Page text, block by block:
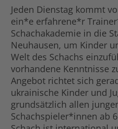
Jeden Dienstag kommt
ein*e erfahrene*r
Schachakademie in die
Neuhausen, um Kinder
Welt des Schachs
vorhandene Kenntnisse
Angebot richtet sich
ukrainische Kinder und
grundsätzlich allen
Schachspieler*innen ab